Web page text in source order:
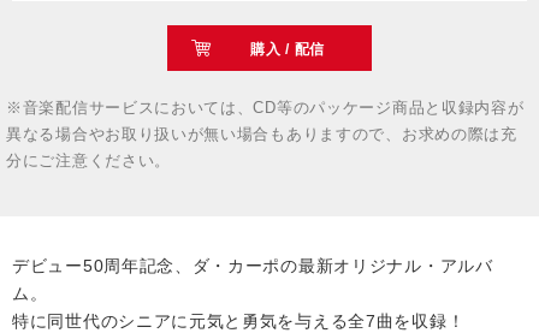
購入 / 配信
※音楽配信サービスにおいては、CD等のパッケージ商品と収録内容が
異なる場合やお取り扱いが無い場合もありますので、お求めの際は充
分にご注意ください。
デビュー50周年記念、ダ・カーポの最新オリジナル・アルバ
ム。
特に同世代のシニアに元気と勇気を与える全7曲を収録！